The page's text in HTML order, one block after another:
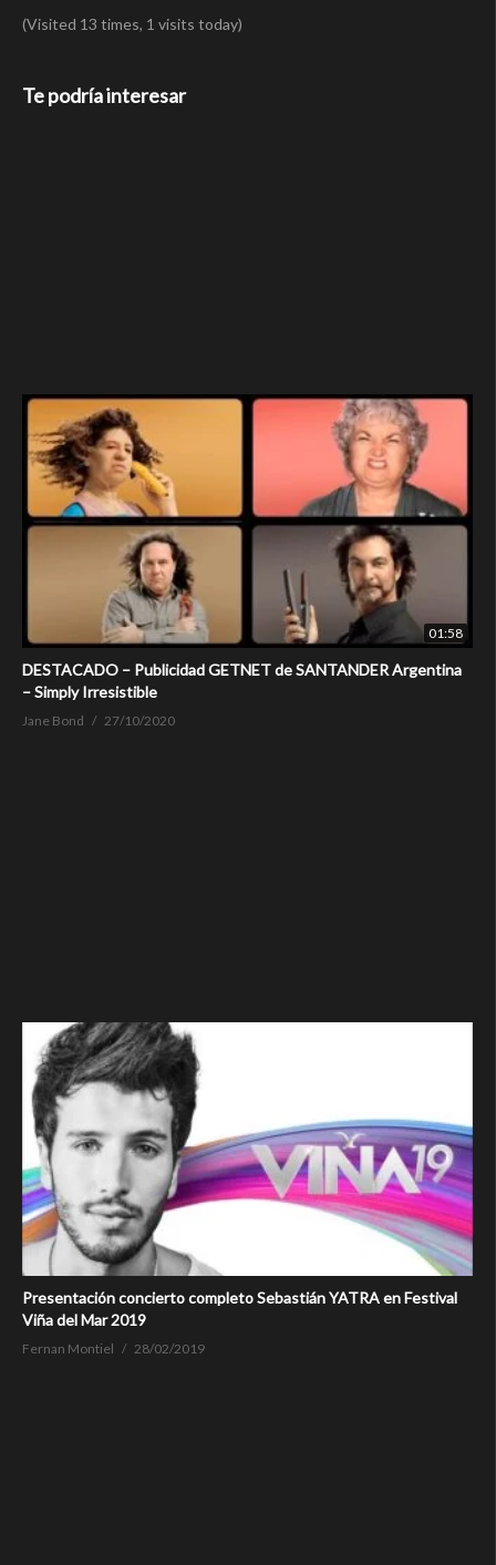
(Visited 13 times, 1 visits today)
Te podría interesar
01:58
DESTACADO – Publicidad GETNET de SANTANDER Argentina
– Simply Irresistible
Jane Bond 27/10/2020
Presentación concierto completo Sebastián YATRA en Festival
Viña del Mar 2019
Fernan Montiel 28/02/2019